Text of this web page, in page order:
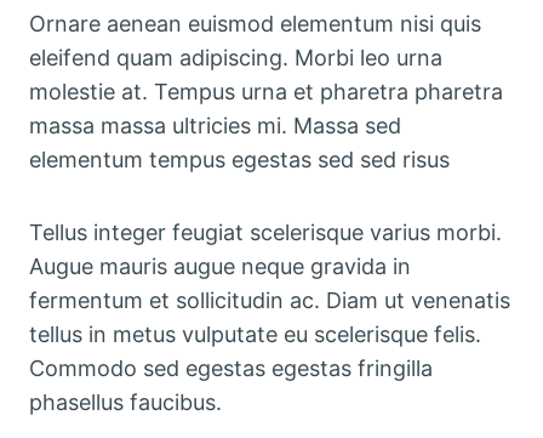
Ornare aenean euismod elementum nisi quis
eleifend quam adipiscing. Morbi leo urna
molestie at. Tempus urna et pharetra pharetra
massa massa ultricies mi. Massa sed
elementum tempus egestas sed sed risus
Tellus integer feugiat scelerisque varius morbi.
Augue mauris augue neque gravida in
fermentum et sollicitudin ac. Diam ut venenatis
tellus in metus vulputate eu scelerisque felis.
Commodo sed egestas egestas fringilla
phasellus faucibus.